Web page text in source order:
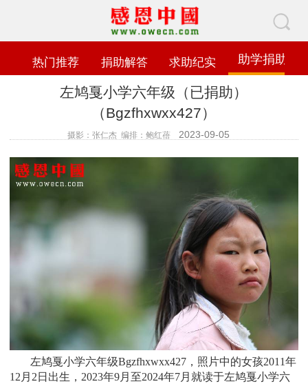
热门推荐 捐助解答 求助纪实 助学捐助
左鸠戛小学六年级（已捐助）
（Bgzfhxwxx427）
摄影：张仁杰 编排：鲍红蓓 2023-09-05
左鸠戛小学六年级Bgzfhxwxx427，照片中的女孩2011年
12月2日 出生，2023年9月至2024年7月 就读于左鸠戛小学六